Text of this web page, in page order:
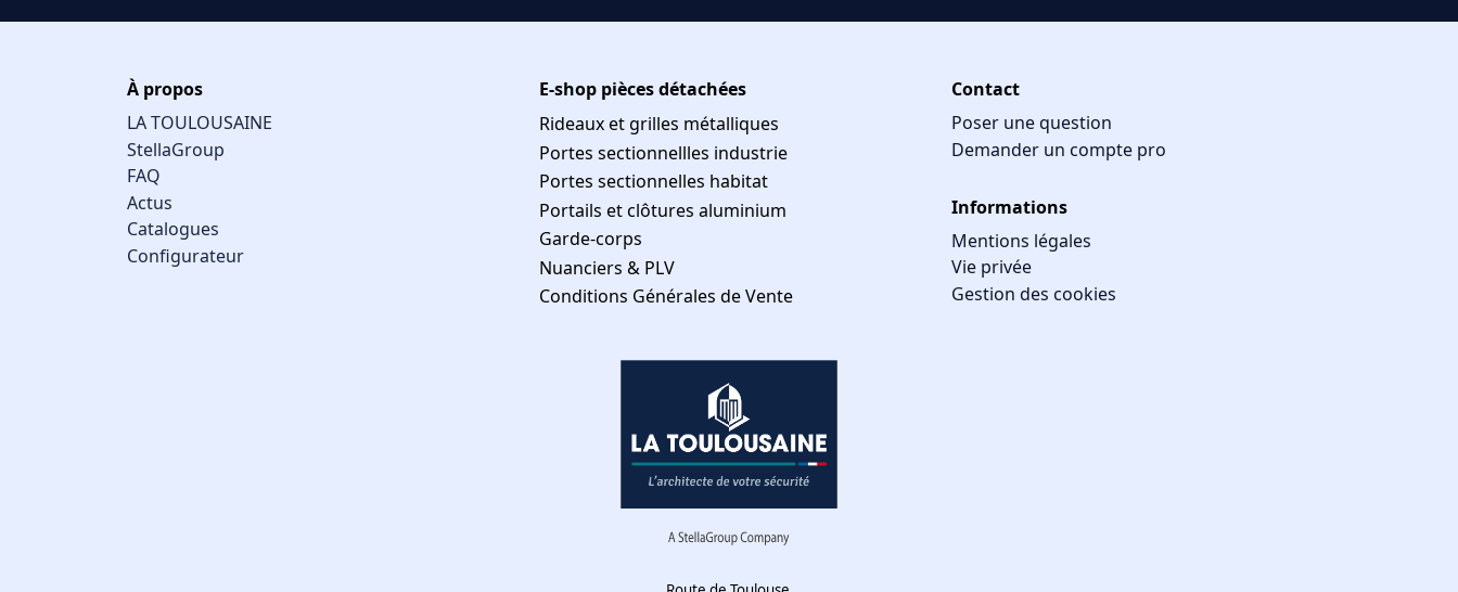
À propos
LA TOULOUSAINE
StellaGroup
FAQ
Actus
Catalogues
Configurateur
E-shop pièces détachées
Rideaux et grilles métalliques
Portes sectionnellles industrie
Portes sectionnelles habitat
Portails et clôtures aluminium
Garde-corps
Nuanciers & PLV
Conditions Générales de Vente
Contact
Poser une question
Demander un compte pro
Informations
Mentions légales
Vie privée
Gestion des cookies